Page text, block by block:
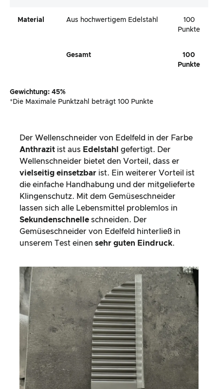
Material Aus hochwertigem Edelstahl
100
Punkte
Gesamt
100
Punkte
Gewichtung: 45%
*Die Maximale Punktzahl beträgt 100 Punkte
Der Wellenschneider von Edelfeld in der Farbe
Anthrazit ist aus Edelstahl gefertigt. Der
Wellenschneider bietet den Vorteil, dass er
vielseitig einsetzbar ist. Ein weiterer Vorteil ist
die einfache Handhabung und der mitgelieferte
Klingenschutz. Mit dem Gemüseschneider
lassen sich alle Lebensmittel problemlos in
Sekundenschnelle schneiden. Der
Gemüseschneider von Edelfeld hinterließ in
unserem Test einen sehr guten Eindruck.